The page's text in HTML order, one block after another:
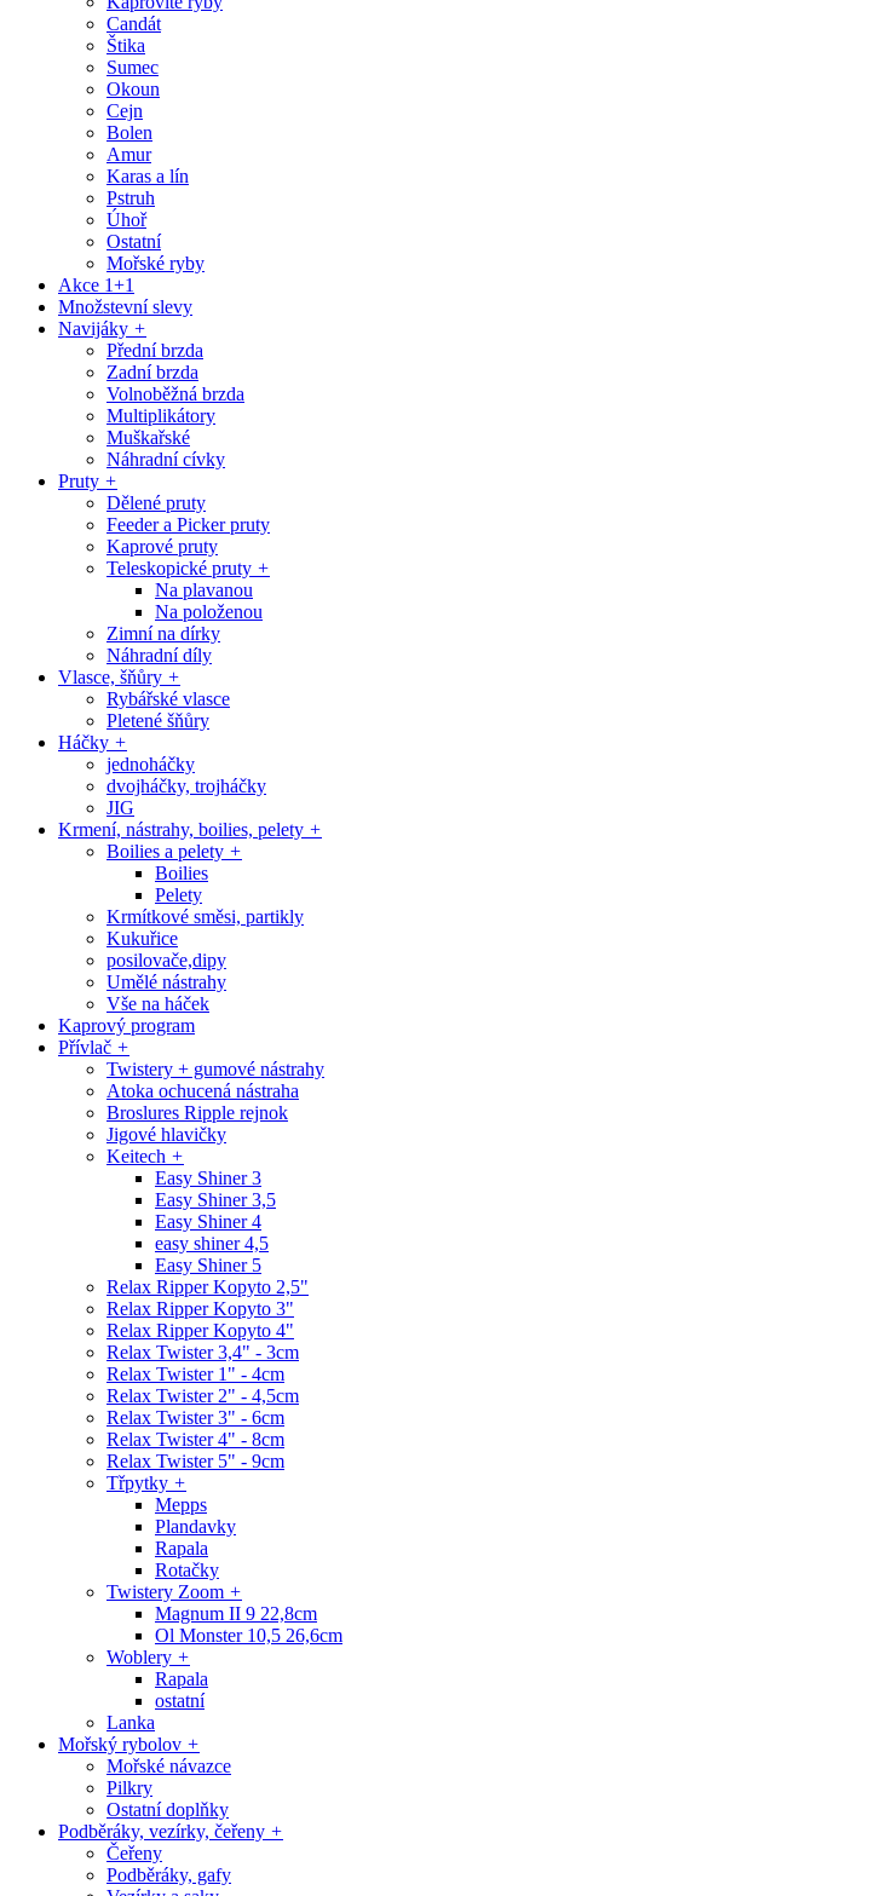
Candát
Štika
Sumec
Okoun
Cejn
Bolen
Amur
Karas a lín
Pstruh
Úhoř
Ostatní
Mořské ryby
Akce 1+1
Množstevní slevy
Navijáky +
Přední brzda
Zadní brzda
Volnoběžná brzda
Multiplikátory
Muškařské
Náhradní cívky
Pruty +
Dělené pruty
Feeder a Picker pruty
Kaprové pruty
Teleskopické pruty +
Na plavanou
Na položenou
Zimní na dírky
Náhradní díly
Vlasce, šňůry +
Rybářské vlasce
Pletené šňůry
Háčky +
jednoháčky
dvojháčky, trojháčky
JIG
Krmení, nástrahy, boilies, pelety +
Boilies a pelety +
Boilies
Pelety
Krmítkové směsi, partikly
Kukuřice
posilovače,dipy
Umělé nástrahy
Vše na háček
Kaprový program
Přívlač +
Twistery + gumové nástrahy
Atoka ochucená nástraha
Broslures Ripple rejnok
Jigové hlavičky
Keitech +
Easy Shiner 3
Easy Shiner 3,5
Easy Shiner 4
easy shiner 4,5
Easy Shiner 5
Relax Ripper Kopyto 2,5"
Relax Ripper Kopyto 3"
Relax Ripper Kopyto 4"
Relax Twister 3,4" - 3cm
Relax Twister 1" - 4cm
Relax Twister 2" - 4,5cm
Relax Twister 3" - 6cm
Relax Twister 4" - 8cm
Relax Twister 5" - 9cm
Třpytky +
Mepps
Plandavky
Rapala
Rotačky
Twistery Zoom +
Magnum II 9 22,8cm
Ol Monster 10,5 26,6cm
Woblery +
Rapala
ostatní
Lanka
Mořský rybolov +
Mořské návazce
Pilkry
Ostatní doplňky
Podběráky, vezírky, čeřeny +
Čeřeny
Podběráky, gafy